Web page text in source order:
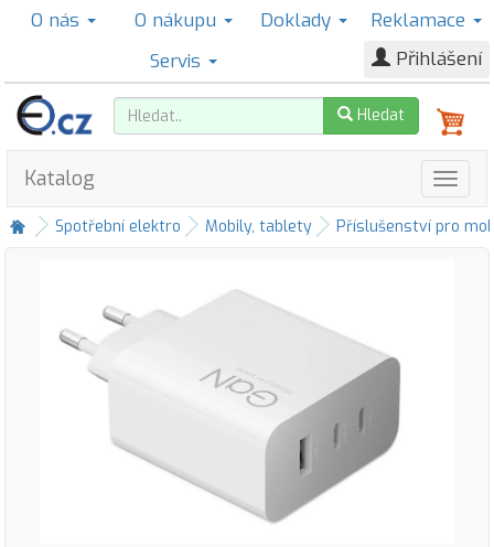
O nás O nákupu Doklady
Reklamace
Servis
Přihlášení
Hledat
Katalog
Spotřební elektro Mobily, tablety Příslušenství pro